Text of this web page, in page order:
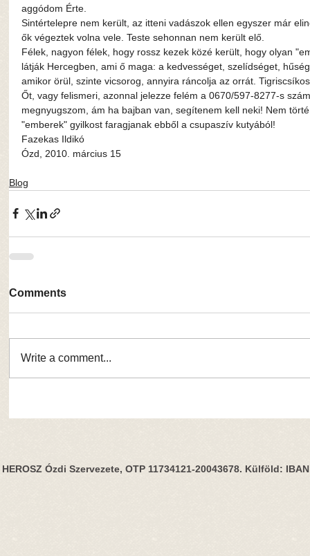
aggódom Érte.
Sintértelepre nem került, az itteni vadászok ellen egyszer már
ők végeztek volna vele. Teste sehonnan nem került elő.
Félek, nagyon félek, hogy rossz kezek közé került, hogy olyan
látják Hercegben, ami ő maga: a kedvességet, szelídséget,
amikor örül, szinte vicsorog, annyira ráncolja az orrát.
Őt, vagy felismeri, azonnal jelezze felém a 0670/597-8277-s
megnyugszom, ám ha bajban van, segítenem kell neki! Nem
"emberek" gyilkost faragjanak ebből a csupaszív kutyából!
Fazekas Ildikó
Ózd, 2010. március 15
Blog
Comments
Write a comment...
HEROSZ Ózdi Szervezete, OTP 11734121-20043678. Külföld: